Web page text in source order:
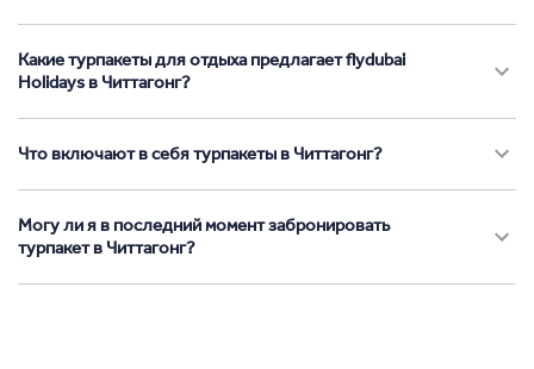
Какие турпакеты для отдыха предлагает flydubai
Holidays в Читтагонг?
Что включают в себя турпакеты в Читтагонг?
Могу ли я в последний момент забронировать
турпакет в Читтагонг?